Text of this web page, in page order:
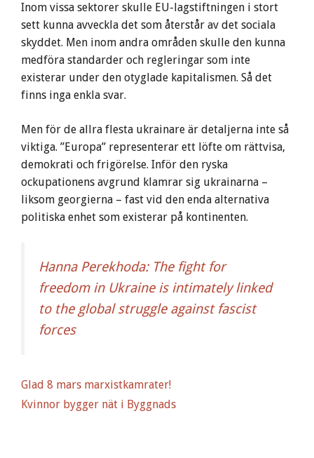
Inom vissa sektorer skulle EU-lagstiftningen i stort
sett kunna avveckla det som återstår av det sociala
skyddet. Men inom andra områden skulle den kunna
medföra standarder och regleringar som inte
existerar under den otyglade kapitalismen. Så det
finns inga enkla svar.
Men för de allra flesta ukrainare är detaljerna inte så
viktiga. ”Europa” representerar ett löfte om rättvisa,
demokrati och frigörelse. Inför den ryska
ockupationens avgrund klamrar sig ukrainarna –
liksom georgierna – fast vid den enda alternativa
politiska enhet som existerar på kontinenten.
Hanna Perekhoda: The fight for
freedom in Ukraine is intimately linked
to the global struggle against fascist
forces
Glad 8 mars marxistkamrater!
Kvinnor bygger nät i Byggnads